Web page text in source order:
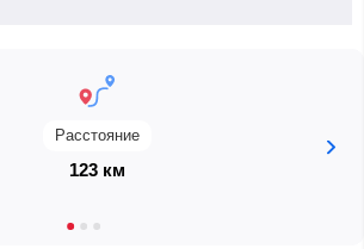
Расстояние
123 км